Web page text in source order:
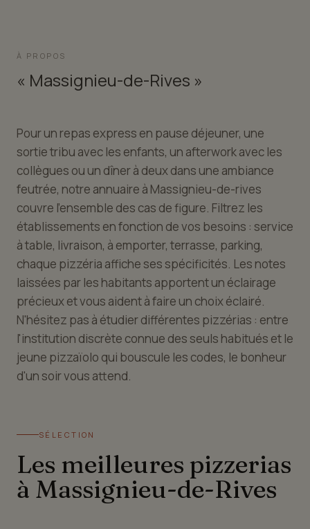
À PROPOS
« Massignieu-de-Rives »
Pour un repas express en pause déjeuner, une
sortie tribu avec les enfants, un afterwork avec les
collègues ou un dîner à deux dans une ambiance
feutrée, notre annuaire à Massignieu-de-rives
couvre l'ensemble des cas de figure. Filtrez les
établissements en fonction de vos besoins : service
à table, livraison, à emporter, terrasse, parking,
chaque pizzéria affiche ses spécificités. Les notes
laissées par les habitants apportent un éclairage
précieux et vous aident à faire un choix éclairé.
N'hésitez pas à étudier différentes pizzérias : entre
l'institution discrète connue des seuls habitués et le
jeune pizzaïolo qui bouscule les codes, le bonheur
d'un soir vous attend.
SÉLECTION
Les meilleures pizzerias
à Massignieu-de-Rives